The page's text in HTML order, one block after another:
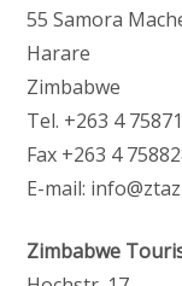
55 Samora
Harare
Zimbabwe
Tel. +263 4
Fax +263 4
E-mail:
Zimbabwe